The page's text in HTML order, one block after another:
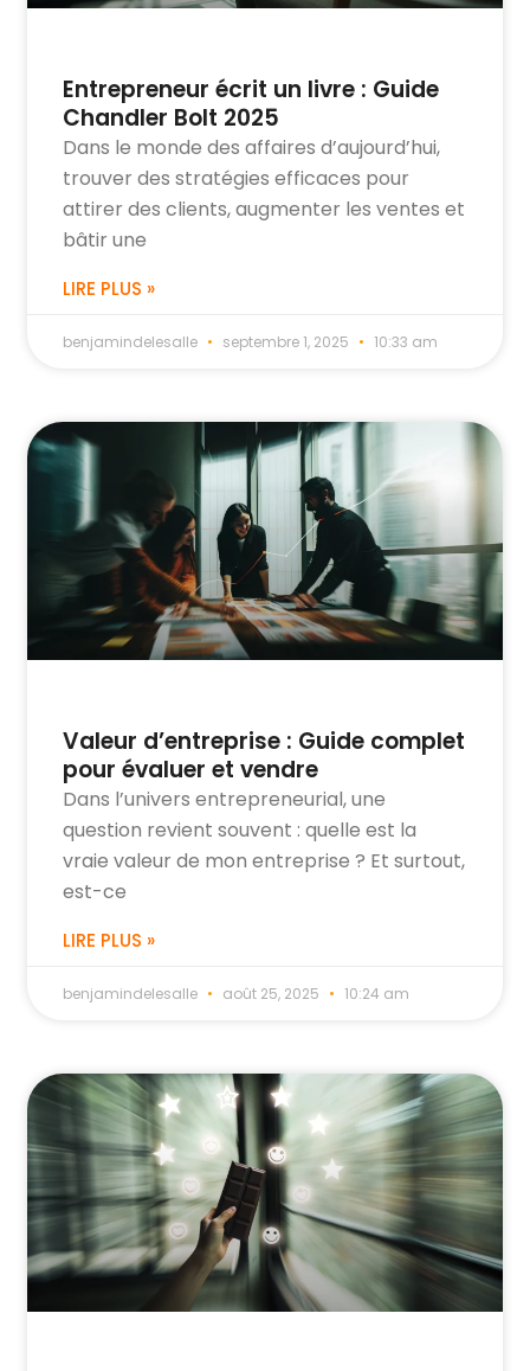
Entrepreneur écrit un livre : Guide
Chandler Bolt 2025
Dans le monde des affaires d’aujourd’hui,
trouver des stratégies efficaces pour
attirer des clients, augmenter les ventes et
bâtir une
LIRE PLUS »
benjamindelesalle septembre 1, 2025 10:33 am
Valeur d’entreprise : Guide complet
pour évaluer et vendre
Dans l’univers entrepreneurial, une
question revient souvent : quelle est la
vraie valeur de mon entreprise ? Et surtout,
est-ce
LIRE PLUS »
benjamindelesalle août 25, 2025 10:24 am